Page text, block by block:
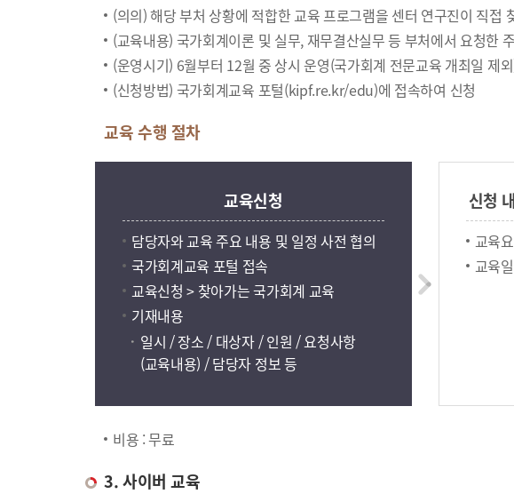
(의의) 해당 부처 상황에 적합한 교육 프로그램을 센터 연구진이 직접
(교육내용) 국가회계이론 및 실무, 재무결산실무 등 부처에서 요청한
(운영시기) 6월부터 12월 중 상시 운영(국가회계 전문교육 개최일 제
(신청방법) 국가회계교육 포털(kipf.re.kr/edu)에 접속하여 신청
교육 수행 절차
교육신청
담당자와 교육 주요 내용 및 일정 사전 협의
국가회계교육 포털 접속
교육신청 > 찾아가는 국가회계 교육
기재내용
일시 / 장소 / 대상자 / 인원 / 요청사항
(교육내용) / 담당자 정보 등
신청
교육
교육
비용 : 무료
3. 사이버 교육